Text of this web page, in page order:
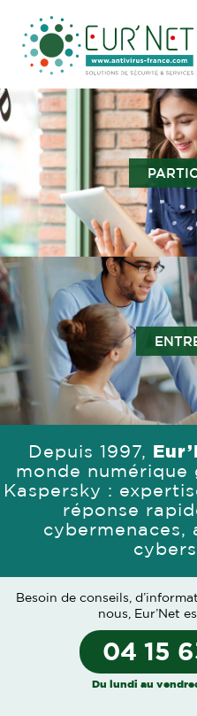
Depuis 1997,
monde numérique
Kaspersky :
réponse
cybermenaces,
Besoin de conseils,
nous, Eur’Net
04 15
Du lundi au